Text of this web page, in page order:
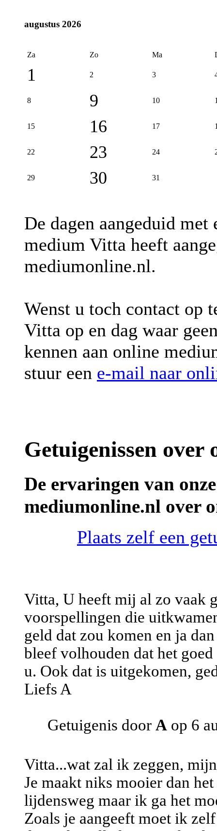
augustus 2026
Za Zo Ma
1 2 3
8 9 10
15 16 17
22 23 24
29 30 31
De dagen aangeduid met
medium Vitta heeft
mediumonline.nl.
Wenst u toch contact op
Vitta op en dag waar
kennen aan online
stuur een e-mail naar
Getuigenissen over
De ervaringen van
mediumonline.nl over
Plaats zelf een
Vitta, U heeft mij al zo vaak
voorspellingen die
geld dat zou komen en ja
bleef volhouden dat het
u. Ook dat is uitgekomen,
Liefs A
Getuigenis door A op 6
Vitta...wat zal ik zeggen,
Je maakt niks mooier dan
lijdensweg maar ik ga het
Zoals je aangeeft moet ik